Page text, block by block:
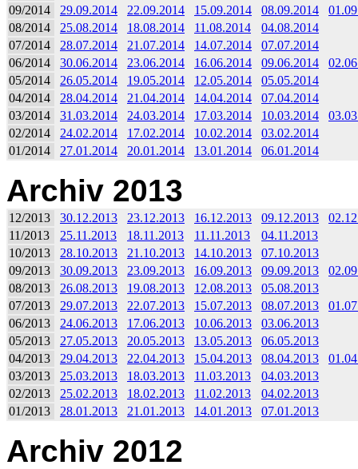
09/2014
29.09.2014 22.09.2014 15.09.2014 08.09.2014
08/2014
25.08.2014 18.08.2014 11.08.2014
04.08.2014
07/2014
28.07.2014 21.07.2014 14.07.2014
07.07.2014
06/2014
30.06.2014 23.06.2014 16.06.2014 09.06.2014
05/2014
26.05.2014 19.05.2014 12.05.2014
05.05.2014
04/2014
28.04.2014 21.04.2014 14.04.2014
07.04.2014
03/2014
31.03.2014 24.03.2014 17.03.2014 10.03.2014
02/2014
24.02.2014 17.02.2014 10.02.2014
03.02.2014
01/2014
27.01.2014 20.01.2014 13.01.2014 06.01.2014
Archiv 2013
12/2013 30.12.2013 23.12.2013 16.12.2013 09.12.2013
11/2013
25.11.2013 18.11.2013 11.11.2013
04.11.2013
10/2013
28.10.2013 21.10.2013 14.10.2013
07.10.2013
09/2013
30.09.2013 23.09.2013 16.09.2013 09.09.2013
08/2013
26.08.2013 19.08.2013 12.08.2013
05.08.2013
07/2013
29.07.2013 22.07.2013 15.07.2013 08.07.2013
06/2013
24.06.2013 17.06.2013 10.06.2013
03.06.2013
05/2013
27.05.2013 20.05.2013 13.05.2013
06.05.2013
04/2013
29.04.2013 22.04.2013 15.04.2013 08.04.2013
03/2013
25.03.2013 18.03.2013 11.03.2013
04.03.2013
02/2013
25.02.2013 18.02.2013 11.02.2013
04.02.2013
01/2013
28.01.2013 21.01.2013 14.01.2013 07.01.2013
Archiv 2012